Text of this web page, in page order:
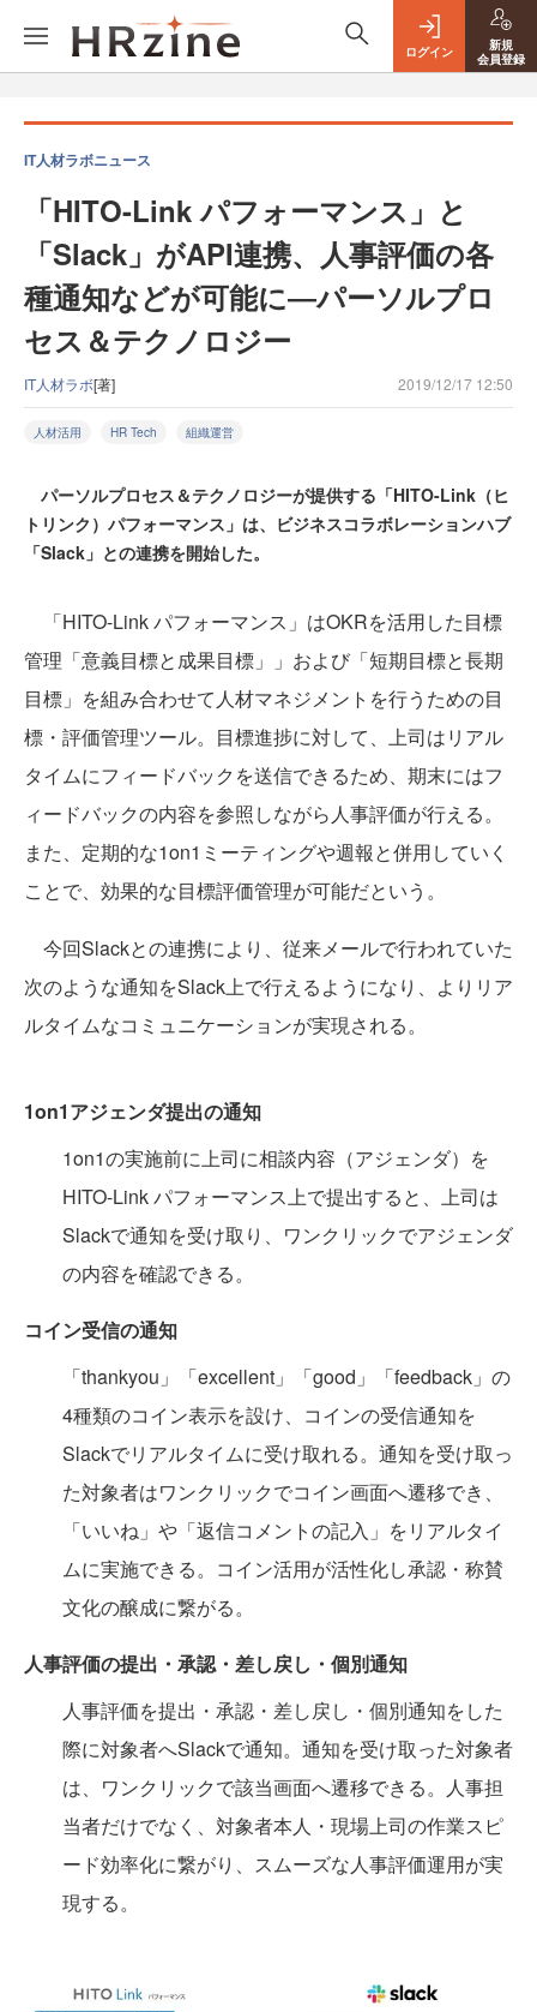
ログイン
新規
会員登録
IT人材ラボニュース
「HITO-Link パフォーマンス」と
「Slack」がAPI連携、人事評価の各
種通知などが可能に―パーソルプロ
セス＆テクノロジー
IT人材ラボ[著] 2019/12/17 12:50
人材活用 HR Tech 組織運営
パーソルプロセス＆テクノロジーが提供する「HITO-Link（ヒ
トリンク）パフォーマンス」は、ビジネスコラボレーションハブ
「Slack」との連携を開始した。
「HITO-Link パフォーマンス」はOKRを活用した目標
管理「意義目標と成果目標」」および「短期目標と長期
目標」を組み合わせて人材マネジメントを行うための目
標・評価管理ツール。目標進捗に対して、上司はリアル
タイムにフィードバックを送信できるため、期末にはフ
ィードバックの内容を参照しながら人事評価が行える。
また、定期的な1on1ミーティングや週報と併用していく
ことで、効果的な目標評価管理が可能だという。
今回Slackとの連携により、従来メールで行われていた
次のような通知をSlack上で行えるようになり、よりリア
ルタイムなコミュニケーションが実現される。
1on1アジェンダ提出の通知
1on1の実施前に上司に相談内容（アジェンダ）を
HITO-Link パフォーマンス上で提出すると、上司は
Slackで通知を受け取り、ワンクリックでアジェンダ
の内容を確認できる。
コイン受信の通知
「thankyou」「excellent」「good」「feedback」の
4種類のコイン表示を設け、コインの受信通知を
Slackでリアルタイムに受け取れる。通知を受け取っ
た対象者はワンクリックでコイン画面へ遷移でき、
「いいね」や「返信コメントの記入」をリアルタイ
ムに実施できる。コイン活用が活性化し承認・称賛
文化の醸成に繋がる。
人事評価の提出・承認・差し戻し・個別通知
人事評価を提出・承認・差し戻し・個別通知をした
際に対象者へSlackで通知。通知を受け取った対象者
は、ワンクリックで該当画面へ遷移できる。人事担
当者だけでなく、対象者本人・現場上司の作業スピ
ード効率化に繋がり、スムーズな人事評価運用が実
現する。